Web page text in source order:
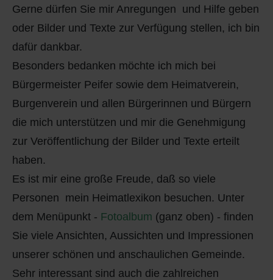
Gerne dürfen Sie mir Anregungen und Hilfe geben
oder Bilder und Texte zur Verfügung stellen, ich bin
dafür dankbar.
Besonders bedanken möchte ich mich bei
Bürgermeister Peifer sowie dem Heimatverein,
Burgenverein und allen Bürgerinnen und Bürgern
die mich unterstützen und mir die Genehmigung
zur Veröffentlichung der Bilder und Texte erteilt
haben.
Es ist mir eine große Freude, daß so viele
Personen mein Heimatlexikon besuchen. Unter
dem Menüpunkt - Fotoalbum (ganz oben) - finden
Sie viele Ansichten, Aussichten und Impressionen
unserer schönen und anschaulichen Gemeinde.
Sehr interessant sind auch die zahlreichen